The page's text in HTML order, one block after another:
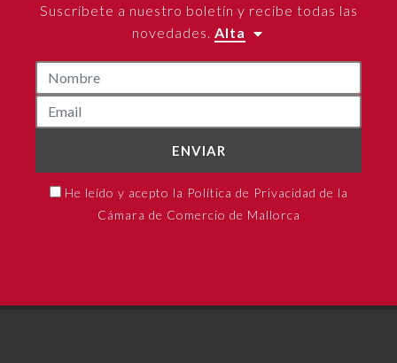
Suscríbete a nuestro boletín y recibe todas las
novedades. Alta
ENVIAR
He leído y acepto la Política de Privacidad de la
Cámara de Comercio de Mallorca